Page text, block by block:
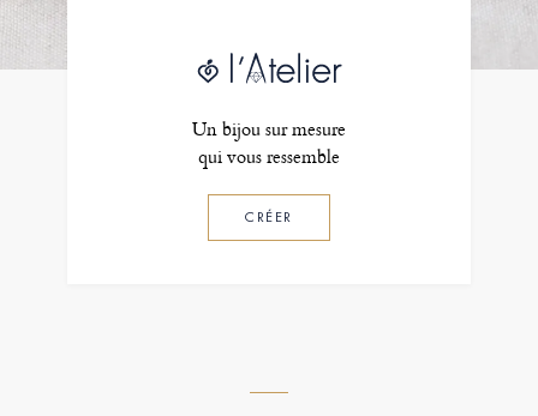
Un bijou sur mesure
qui vous ressemble
CRÉER